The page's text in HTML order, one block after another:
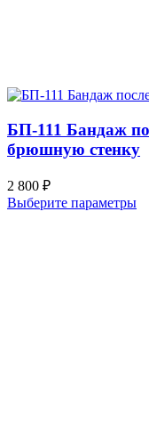
БП-111 Бандаж
брюшную стенку
2 800 ₽
Выберите параметры